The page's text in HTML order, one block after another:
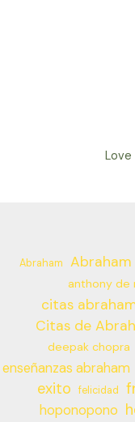
Love
Abraham Abraham
anthony de
citas
Citas de
deepak chopra
enseñanzas abraham
exito felicidad
hoponopono